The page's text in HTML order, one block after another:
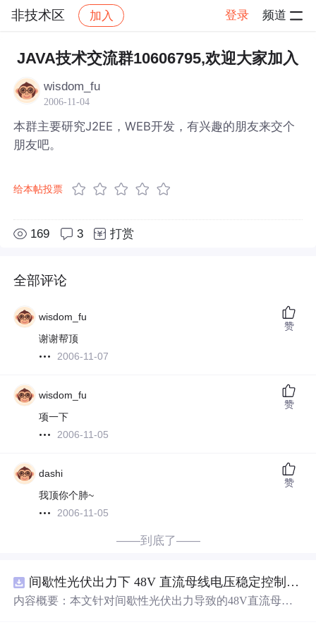
非技术区 加入 登录 频道
社区 非技术区 帖子详情
JAVA技术交流群10606795,欢迎大家加入
wisdom_fu
2006-11-04
本群主要研究J2EE，WEB开发，有兴趣的朋友来交个
朋友吧。
给本帖投票
169 3 打赏
全部评论
wisdom_fu
谢谢帮顶
2006-11-07
赞
wisdom_fu
项一下
2006-11-05
赞
dashi
我顶你个肺~
2006-11-05
赞
——到底了——
间歇性光伏出力下 48V 直流母线电压稳定控制及储能双向充放电闭环调控体系研究（Simulink仿真实现）
内容概要：本文针对间歇性光伏出力导致的48V直流母线